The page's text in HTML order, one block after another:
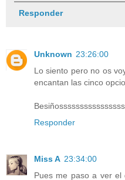
Responder
Unknown 23:26:00
Lo siento pero no os
encantan las cinco
Responder
Miss A 23:34:00
Pues me paso a ver el